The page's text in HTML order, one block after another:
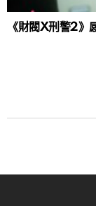
《財閥X刑警2》